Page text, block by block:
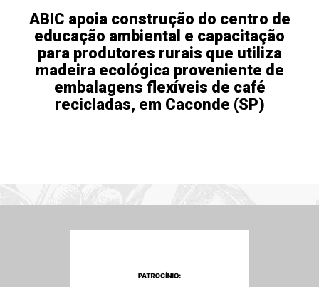
ABIC apoia construção do centro de
educação ambiental e capacitação
para produtores rurais que utiliza
madeira ecológica proveniente de
embalagens flexíveis de café
recicladas, em Caconde (SP)